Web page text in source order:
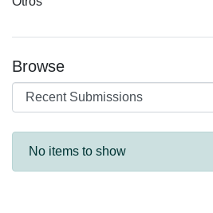
Browse
Recent Submissions
No items to show